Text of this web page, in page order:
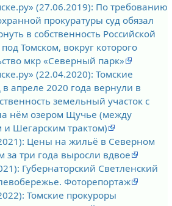
(27.06.2019): По требованию
прокуратуры суд обязал
в собственность Российской
Томском, вокруг которого
мкр «Северный парк»
(22.04.2020): Томские
в апреле 2020 года вернули в
земельный участок с
нём озером Щучье (между
Шегарским трактом)
Цены на жильё в Северном
за три года выросли вдвое
Губернаторский Светленский
Фоторепортаж
Томские прокуроры